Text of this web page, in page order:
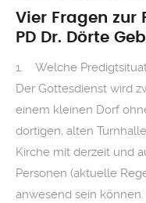
Vier Fragen zur
PD Dr. Dörte
1. Welche
Der Gottesdienst wird
einem kleinen Dorf
dortigen, alten
Kirche mit derzeit und
Personen (aktuelle
anwesend sein